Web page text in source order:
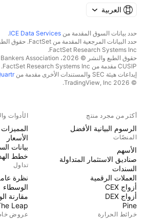
العربية
حدد بيانات السوق المقدمة من ICE Data Services
.
FactSet Research Systems Inc.
CUSIP مقدمة من FactSet Research Systems Inc. جميع الحقوق محفوظة.
إيداعات هيئة SEC والمستندات الأخرى مقدمة من
© 2026 TradingView, Inc.
أكثر من مجرد منتج
الرسوم البيانية الأفضل
المنصّات
الأسهم
صناديق الاستثمار المتداولة
السندات
العملات الرقمية
أزواج CEX
أزواج DEX
Pine
خرائط الحرارة
الأدوات
المميزات
الأسعار
بيانات
خطط
تداول
نظرة
الوسطاء
مقارنة
Leap
عروض